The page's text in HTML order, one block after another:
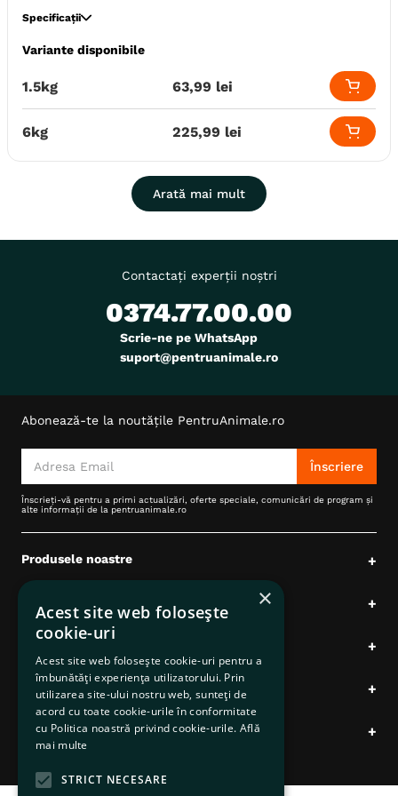
Specificații
Specie
Monoproteic
Sac
Variante disponibile
1.5kg 63,99 lei
6kg 225,99 lei
Arată mai mult
Contactați experții noștri
0374.77.00.00
Scrie-ne pe WhatsApp
suport@pentruanimale.ro
Abonează-te la noutățile PentruAnimale.ro
Înscriere
Înscrieți-vă pentru a primi actualizări, oferte speciale, comunicări de program și
alte informații de la pentruanimale.ro
Produsele noastre +
+
+
Suport clienți +
Date comerciale +
×
Acest site web folosește
cookie-uri
Acest site web folosește cookie-uri pentru a
îmbunătăți experiența utilizatorului. Prin
utilizarea site-ului nostru web, sunteți de
acord cu toate cookie-urile în conformitate
cu Politica noastră privind cookie-urile. Află
mai multe
STRICT NECESARE